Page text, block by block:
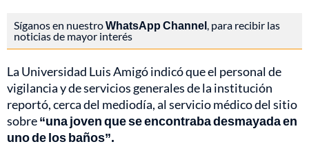
Síganos en nuestroWhatsApp Channel, para recibir las
noticias de mayor interés
La Universidad Luis Amigó indicó que el personal de
vigilancia y de servicios generales de la institución
reportó, cerca del mediodía, al servicio médico del sitio
sobre“una joven que se encontraba desmayada en
uno de los baños”.